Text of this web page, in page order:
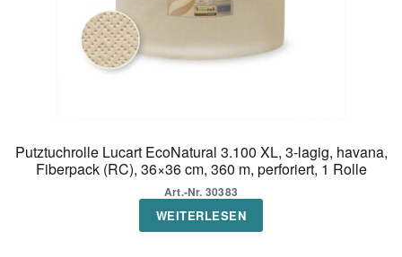
Putztuchrolle Lucart EcoNatural 3.100 XL, 3-lagig, havana,
Fiberpack (RC), 36×36 cm, 360 m, perforiert, 1 Rolle
Art.-Nr. 30383
WEITERLESEN